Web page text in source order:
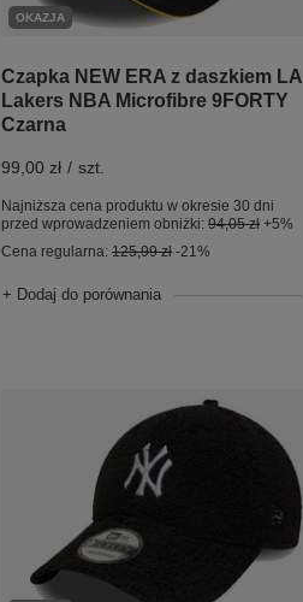
OKAZJA
Czapka NEW ERA z daszkiem LA
Lakers NBA Microfibre 9FORTY
Czarna
99,00 zł / szt.
Najniższa cena produktu w okresie 30 dni
przed wprowadzeniem obniżki: 94,05 zł +5%
Cena regularna: 125,99 zł -21%
+ Dodaj do porównania